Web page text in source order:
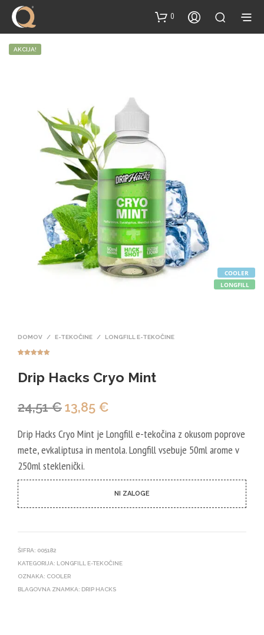
content
0
LONGFILL
COOLER
AKCIJA!
DOMOV / E-TEKOČINE / LONGFILL E-TEKOČINE
na podlagi
ocene
stranke
Drip Hacks Cryo Mint
24,51€Izvirna
je
bila:
24,51 €.
13,85 €
je:
Drip Hacks Cryo Mint je Longfill e-tekočina z okusom poprove
mete, evkaliptusa in mentola.Longfill vsebuje 50ml arome v
250ml steklenički.
NI ZALOGE
ŠIFRA: 005182
KATEGORIJA: LONGFILL E-TEKOČINE
OZNAKA: COOLER
BLAGOVNA ZNAMKA: DRIP HACKS